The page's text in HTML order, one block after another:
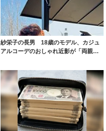
紗栄子の長男 18歳のモデル、カジュ
アルコーデのおしゃれ近影が「両親の